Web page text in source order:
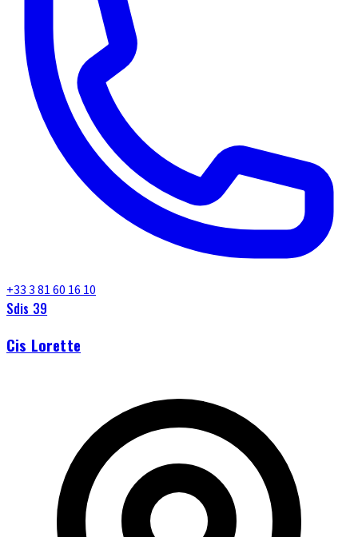
+33 3 81 60 16 10
Sdis 39
Cis Lorette